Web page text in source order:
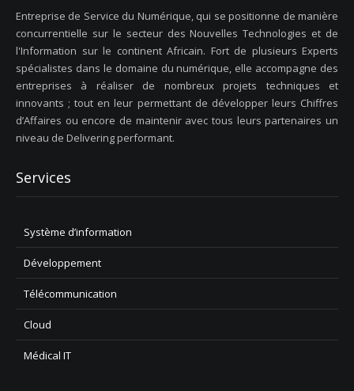
Entreprise de Service du Numérique, qui se positionne de manière
concurrentielle sur le secteur des Nouvelles Technologies et de
l'Information sur le continent Africain. Fort de plusieurs Experts
spécialistes dans le domaine du numérique, elle accompagne des
entreprises à réaliser de nombreux projets techniques et
innovants ; tout en leur permettant de développer leurs Chiffres
d’Affaires ou encore de maintenir avec tous leurs partenaires un
niveau de Delivering performant.
Services
Système d’information
Développement
Télécommunication
Cloud
Médical IT